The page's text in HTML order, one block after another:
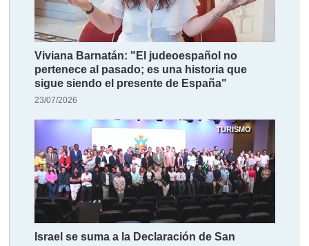
Viviana Barnatán: "El judeoespañol no
pertenece al pasado; es una historia que
sigue siendo el presente de España"
23/07/2026
TURISMO
Israel se suma a la Declaración de San